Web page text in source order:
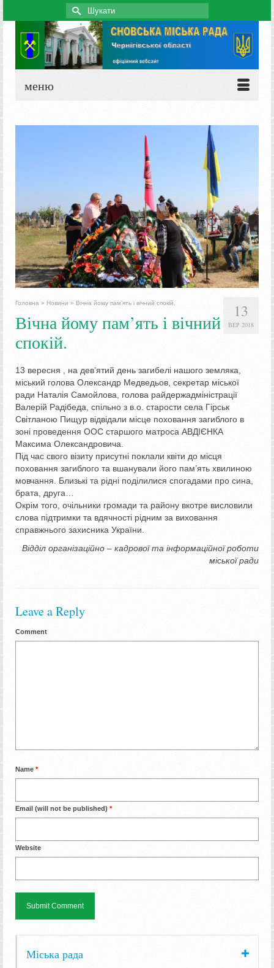
Search
for:
меню
13
ВЕР 2018
Головна » Новини » Вічна йому пам’ять і вічний спокій.
Вічна йому пам’ять і вічний
спокій.
13 вересня , на девʼятий день загибелі нашого земляка,
міський голова Олександр Медведьов, секретар міської
ради Наталія Самойлова, голова райдержадміністрації
Валерій Радібеда, спільно з в.о. старости села Гірськ
Світланою Пищур відвідали місце поховання загиблого в
зоні проведення ООС старшого матроса АВДІЄНКА
Максима Олександровича.
Під час свого візиту присутні поклали квіти до місця
поховання загиблого та вшанували його пам’ять хвилиною
мовчання. Близькі та рідні поділилися спогадами про сина,
брата, друга…
Окрім того, очільники громади та району вкотре висловили
слова підтримки та вдячності рідним за виховання
справжнього захисника України.
Відділ організаційно – кадрової та інформаційної роботи
міської ради
Leave a Reply
Comment
Name *
Email (will not be published) *
Website
Міська рада